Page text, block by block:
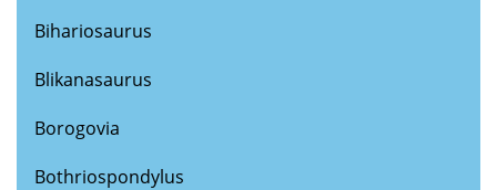
Bihariosaurus
Blikanasaurus
Borogovia
Bothriospondylus